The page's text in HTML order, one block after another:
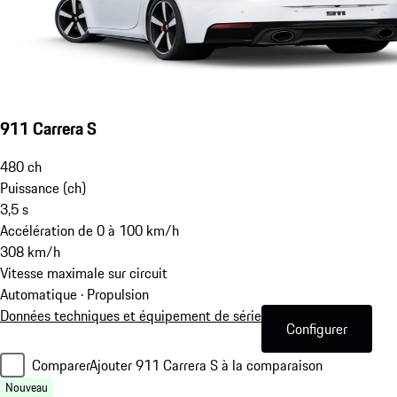
911 Carrera S
480ch
Puissance (ch)
3,5s
Accélération de 0 à 100 km/h
308 km/h
Vitesse maximale sur circuit
Automatique · Propulsion
Données techniques et équipement de série
Configurer
ComparerAjouter 911 Carrera S à la comparaison
Nouveau